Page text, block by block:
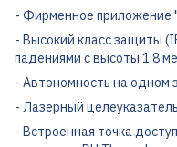
- Фирменное приложение
- Высокий класс защиты
падениями с высоты 1,8
- Автономность на одном
- Лазерный целеуказатель
- Встроенная точка